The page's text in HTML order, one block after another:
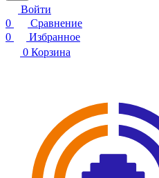
Войти
0
Сравнение
0
Избранное
0 Корзина